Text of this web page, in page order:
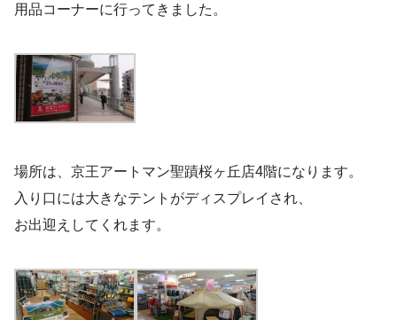
用品コーナーに行ってきました。
場所は、京王アートマン聖蹟桜ヶ丘店4階になります。
入り口には大きなテントがディスプレイされ、
お出迎えしてくれます。